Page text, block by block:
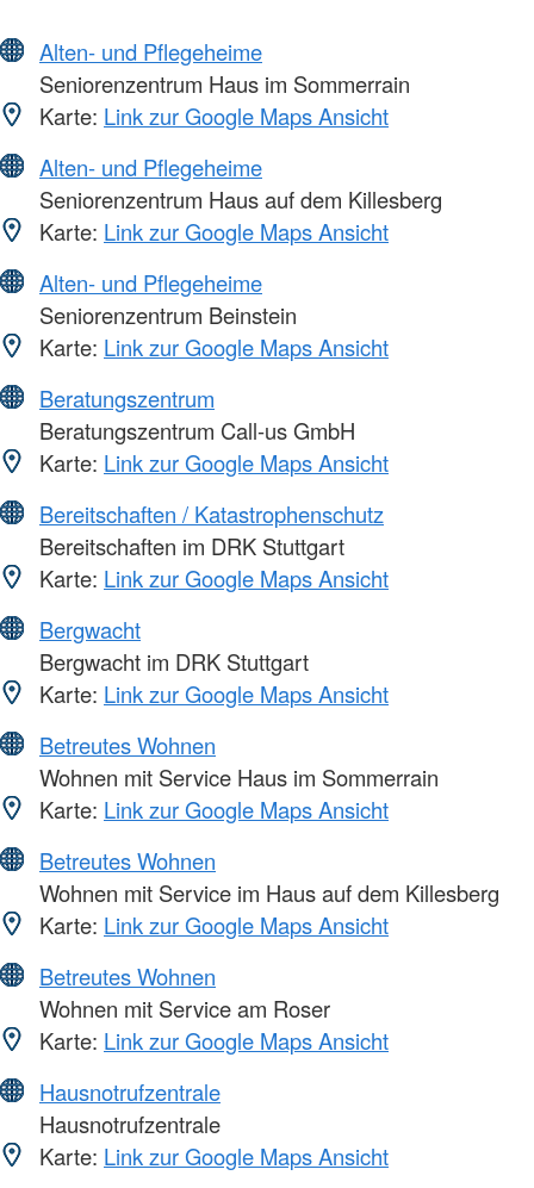
Alten- und Pflegeheime
Seniorenzentrum Haus im Sommerrain
Karte: Link zur Google Maps Ansicht
Alten- und Pflegeheime
Seniorenzentrum Haus auf dem Killesberg
Karte: Link zur Google Maps Ansicht
Alten- und Pflegeheime
Seniorenzentrum Beinstein
Karte: Link zur Google Maps Ansicht
Beratungszentrum
Beratungszentrum Call-us GmbH
Karte: Link zur Google Maps Ansicht
Bereitschaften / Katastrophenschutz
Bereitschaften im DRK Stuttgart
Karte: Link zur Google Maps Ansicht
Bergwacht
Bergwacht im DRK Stuttgart
Karte: Link zur Google Maps Ansicht
Betreutes Wohnen
Wohnen mit Service Haus im Sommerrain
Karte: Link zur Google Maps Ansicht
Betreutes Wohnen
Wohnen mit Service im Haus auf dem Killesberg
Karte: Link zur Google Maps Ansicht
Betreutes Wohnen
Wohnen mit Service am Roser
Karte: Link zur Google Maps Ansicht
Hausnotrufzentrale
Hausnotrufzentrale
Karte: Link zur Google Maps Ansicht